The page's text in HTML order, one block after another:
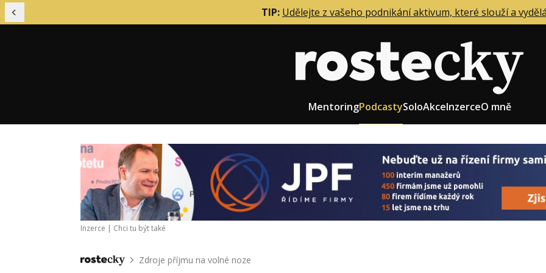
Předchozí TIP: Udělejte z vašeho podnikání aktivum, které slouží a
MentoringPodcastySoloAkceInzerceO mně
Financování podniku
Finanční řízení firmy
Firemní kultura
Firemní procesy
Marketing firmy
Nábor zaměstnanců
Obchod a prodej
Role zakladatele/CEO
Růst firmy
Inzerce | Chci tu být také
Domů Zdroje příjmu na volné noze